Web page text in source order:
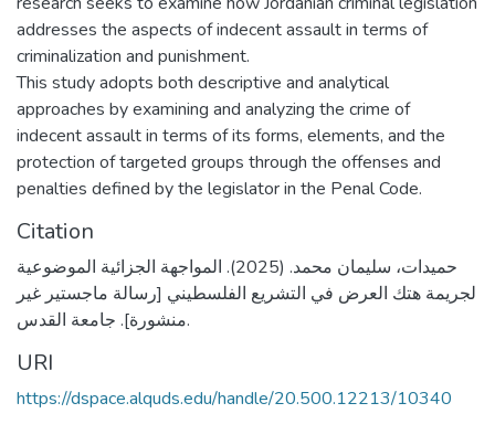
addresses the aspects of indecent assault in terms of
criminalization and punishment.
This study adopts both descriptive and analytical
approaches by examining and analyzing the crime of
indecent assault in terms of its forms, elements, and the
protection of targeted groups through the offenses and
penalties defined by the legislator in the Penal Code.
Citation
حميدات، سليمان محمد. (2025). المواجهة الجزائية الموضوعية
لجريمة هتك العرض في التشريع الفلسطيني [رسالة ماجستير غير
منشورة]. جامعة القدس.
URI
https://dspace.alquds.edu/handle/20.500.12213/10340